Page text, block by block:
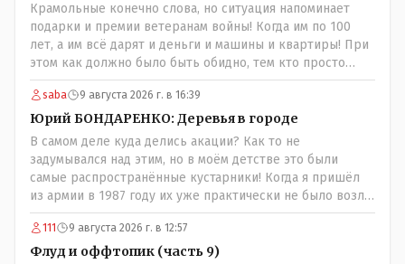
Крамольные конечно слова, но ситуация напоминает
подарки и премии ветеранам войны! Когда им по 100
лет, а им всё дарят и деньги и машины и квартиры! При
этом как должно было быть обидно, тем кто просто
выживал в эти годы отказывая себе во всём и работая
для фронта! Не всем повезло и получить медаль" За
доблестный труд в годы ВОВ", там хоть какие то льготы
были! А тут? Может всё таки стоит оценивать по
степени заинтересованности в высшем образовании, а
не по степени того , как тебе не повезло в жизни?
saba 9 августа 2026 г. в 16:39
Юрий БОНДАРЕНКО: Деревья в городе
В самом деле куда делись акации? Как то не
задумывался над этим, но в моём детстве это были
самые распространённые кустарники! Когда я пришёл
из армии в 1987 году их уже практически не было возле
родительского дома по улице Амангельды! А что
случилось то, с целым видом кустарника?
111 9 августа 2026 г. в 12:57
Флуд и оффтопик (часть 9)